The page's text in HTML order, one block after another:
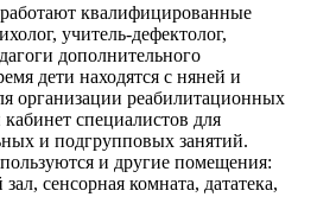
квалифицированные
учитель-дефектолог,
дополнительного
дети находятся с няней и
организации реабилитационных
специалистов для
и подгрупповых занятий.
и другие помещения:
сенсорная комната, дататека,